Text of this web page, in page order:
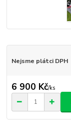
Nejsme plátci DPH
6 900 Kč/ks